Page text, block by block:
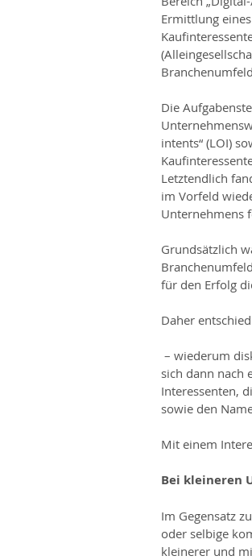
Ermittlung
Die
intents“ (LOI)
Letztendlich
im Vorfeld
Unternehmens
Grundsätzlich
für den Erfolg
Daher
sich dann nach
Interessenten,
sowie den
Mit einem
Bei kleineren
Im Gegensatz
oder selbige
kleinerer und